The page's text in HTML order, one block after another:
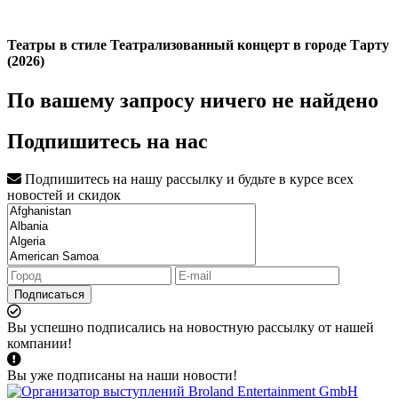
Театры в стиле Театрализованный концерт в городе Тарту
(2026)
По вашему запросу ничего не найдено
Подпишитесь на нас
Подпишитесь на нашу рассылку и будьте в курсе всех
новостей и скидок
Подписаться
Вы успешно подписались на новостную рассылку от нашей
компании!
Вы уже подписаны на наши новости!